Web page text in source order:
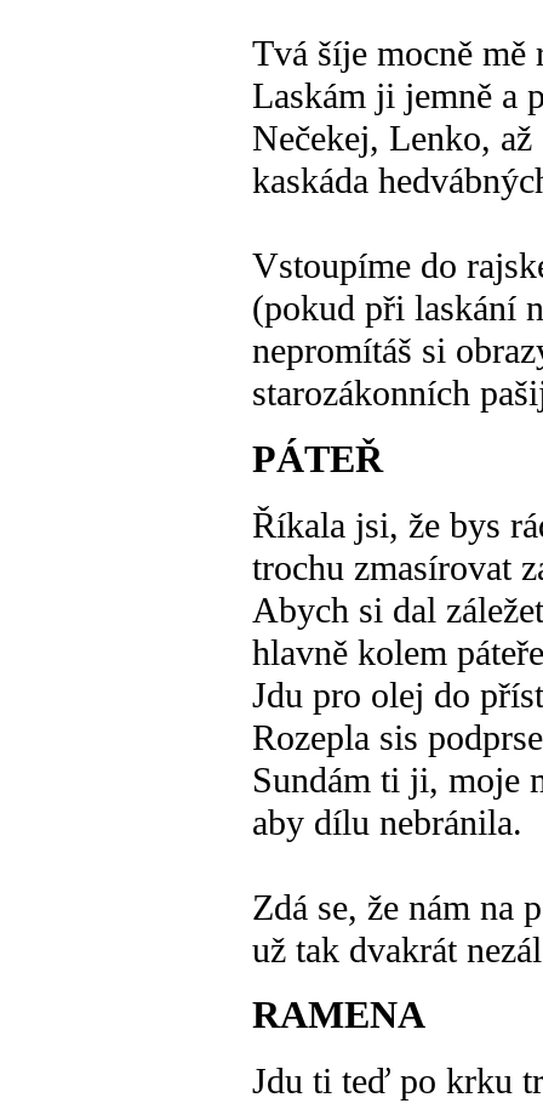
Tvá šíje mocně mě
Laskám ji jemně a
Nečekej, Lenko, až
kaskáda
Vstoupíme do
(pokud při laskání
nepromítáš si
starozákonních
PÁTEŘ
Říkala jsi, že bys
trochu zmasírovat
Abych si dal záležet
hlavně kolem
Jdu pro olej do
Rozepla sis
Sundám ti ji, moje
aby dílu nebránila.
Zdá se, že nám na
už tak dvakrát
RAMENA
Jdu ti teď po krku